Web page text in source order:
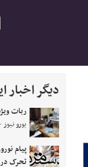
دیگر اخبار
ربات
یورو نیوز- ۲۹
تحرک